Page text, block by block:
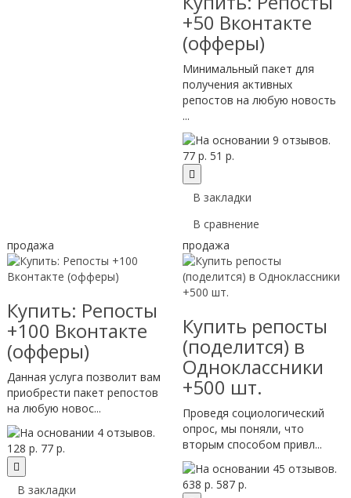
+50 Вконтакте
(офферы)
Минимальный пакет для
получения активных
репостов на любую новость
...
77 р. 51 р.
В закладки
В сравнение
продажа
Купить: Репосты
+100 Вконтакте
(офферы)
Данная услуга позволит вам
приобрести пакет репостов
на любую новос...
128 р. 77 р.
В закладки
продажа
Купить репосты
(поделится) в
Одноклассники
+500 шт.
Проведя социологический
опрос, мы поняли, что
вторым способом привл...
638 р. 587 р.